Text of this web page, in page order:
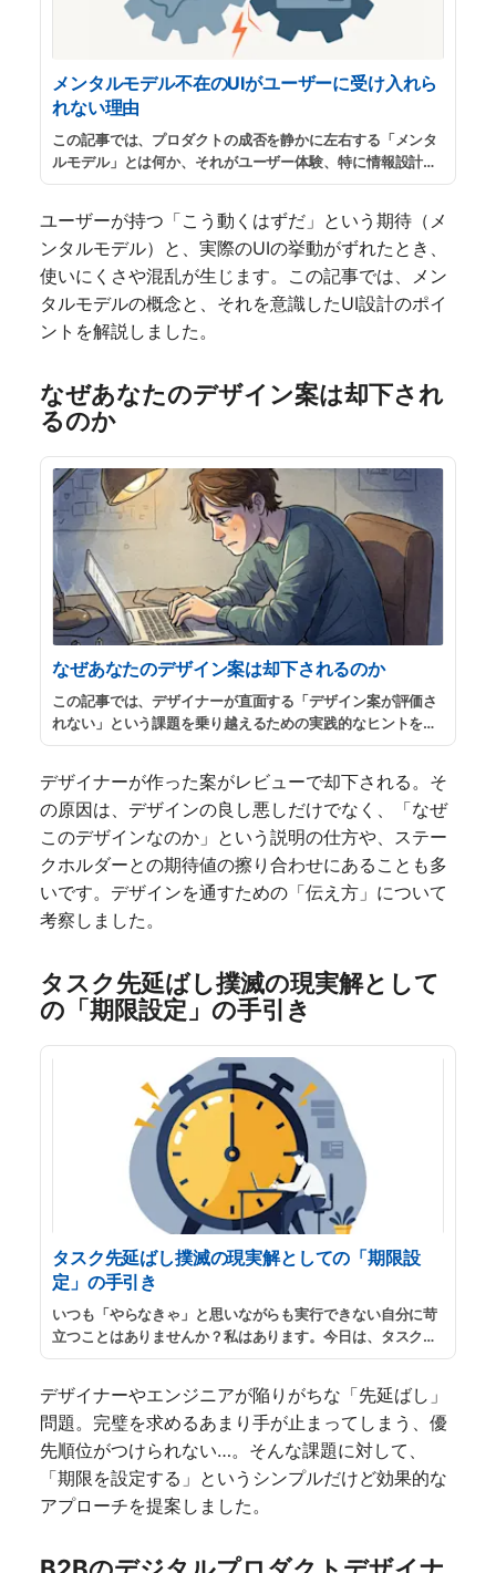
メンタルモデル不在のUIがユーザーに受け入れら
れない理由
この記事では、プロダクトの成否を静かに左右する「メンタ
ルモデル」とは何か、それがユーザー体験、特に情報設計に
どう影響するのか、そしてデザイナーはそれをどう扱ってい
り下げてみます。
...続きを読む
ユーザーが持つ「こう動くはずだ」という期待（メ
ンタルモデル）と、実際のUIの挙動がずれたとき、
使いにくさや混乱が生じます。この記事では、メン
タルモデルの概念と、それを意識したUI設計のポイ
ントを解説しました。
なぜあなたのデザイン案は却下され
るのか
なぜあなたのデザイン案は却下されるのか
この記事では、デザイナーが直面する「デザイン案が評価さ
れない」という課題を乗り越えるための実践的なヒントを提
供できればと思います。ここで紹介するコミュニケーション
上の足掛けになればと思います。... 続きを読む
デザイナーが作った案がレビューで却下される。そ
の原因は、デザインの良し悪しだけでなく、「なぜ
このデザインなのか」という説明の仕方や、ステー
クホルダーとの期待値の擦り合わせにあることも多
いです。デザインを通すための「伝え方」について
考察しました。
タスク先延ばし撲滅の現実解として
の「期限設定」の手引き
タスク先延ばし撲滅の現実解としての「期限設
定」の手引き
いつも「やらなきゃ」と思いながらも実行できない自分に苛
立つことはありませんか？私はあります。今日は、タスク管
理において個人的に最強の動機づけになると考えているタス
ようと思います。...続きを読む
デザイナーやエンジニアが陥りがちな「先延ばし」
問題。完璧を求めるあまり手が止まってしまう、優
先順位がつけられない…。そんな課題に対して、
「期限を設定する」というシンプルだけど効果的な
アプローチを提案しました。